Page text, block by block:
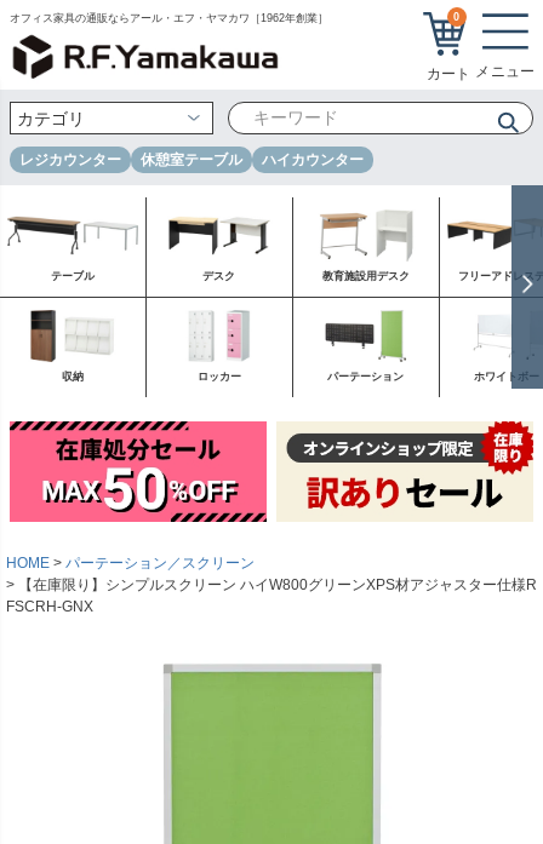
オフィス家具の通販ならアール・エフ・ヤマカワ［1962年創業］ 0
レジカウンター 休憩室テーブル ハイカウンター
テーブル デスク 教育施設用デスク フリーアドレス
収納 ロッカー パーテーション ホワイトボー
HOME
パーテーション／スクリーン
【在庫限り】シンプルスクリーン ハイW800グリーンXPS材アジャスター仕様R
FSCRH-GNX